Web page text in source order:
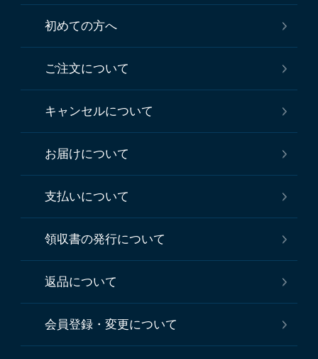
初めての方へ
ご注文について
キャンセルについて
お届けについて
支払いについて
領収書の発行について
返品について
会員登録・変更について